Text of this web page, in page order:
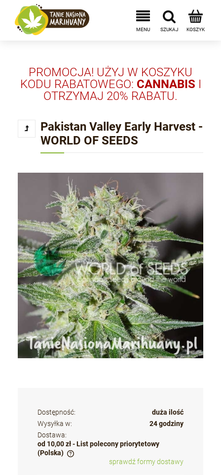
PROMOCJA! UŻYJ W KOSZYKU
KODU RABATOWEGO: CANNABIS I
OTRZYMAJ 20% RABATU.
Pakistan Valley Early Harvest -
WORLD OF SEEDS
Dostępność:
duża ilość
Wysyłka w:
24 godziny
Dostawa:
od 10,00 zł - List polecony priorytetowy
(Polska)
Cena nie zawiera ewentualnych kosztów płatności
sprawdź formy dostawy